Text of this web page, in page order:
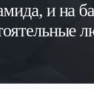
и на